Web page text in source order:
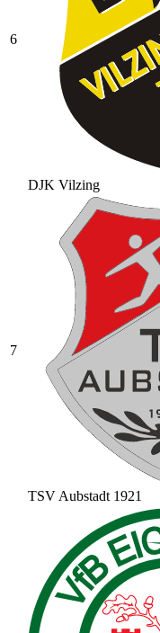
6
DJK Vilzing
7
TSV Aubstadt 1921